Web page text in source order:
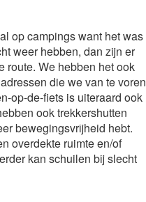
op campings want het was
weer hebben, dan zijn er
route. We hebben het ook
die we van te voren
op-de-fiets is uiteraard ook
ook trekkershutten
bewegingsvrijheid hebt.
overdekte ruimte en/of
kan schuilen bij slecht